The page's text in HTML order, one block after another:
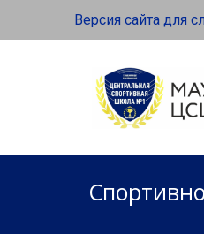
Версия сайта для